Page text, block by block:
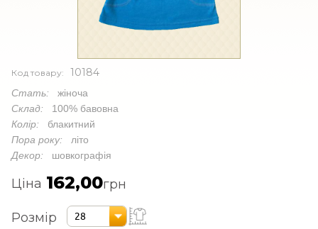
Код товару: 10184
Стать: жіноча
Склад: 100% бавовна
Колір: блакитний
Пора року: літо
Декор: шовкографія
Ціна 162,00грн
Розмір 28